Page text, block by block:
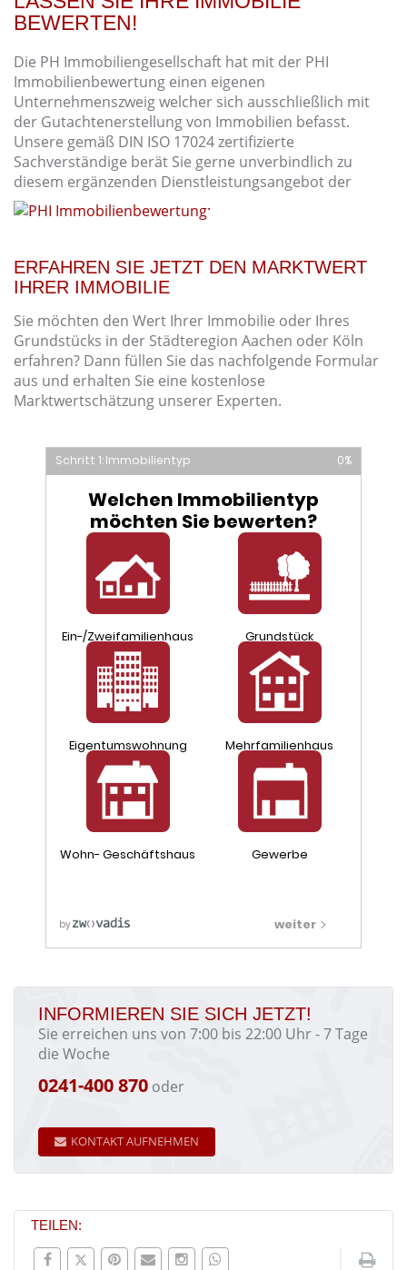
BEWERTEN!
Die PH Immobiliengesellschaft hat mit der PHI
Immobilienbewertung einen eigenen
Unternehmenszweig welcher sich ausschließlich mit
der Gutachtenerstellung von Immobilien befasst.
Unsere gemäß DIN ISO 17024 zertifizierte
Sachverständige berät Sie gerne unverbindlich zu
diesem ergänzenden Dienstleistungsangebot der
.
ERFAHREN SIE JETZT DEN MARKTWERT
IHRER IMMOBILIE
Sie möchten den Wert Ihrer Immobilie oder Ihres
Grundstücks in der Städteregion Aachen oder Köln
erfahren? Dann füllen Sie das nachfolgende Formular
aus und erhalten Sie eine kostenlose
Marktwertschätzung unserer Experten.
INFORMIEREN SIE SICH JETZT!
Sie erreichen uns von 7:00 bis 22:00 Uhr - 7 Tage
die Woche
0241-400 870 oder
KONTAKT AUFNEHMEN
TEILEN: